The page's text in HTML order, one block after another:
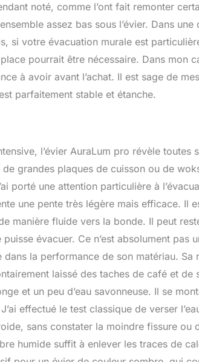
noté, comme l’ont fait remonter
assez bas sous l’évier. Dans
si votre évacuation murale est
pourrait être nécessaire. Dans mon
à avoir avant l’achat. Il est sage de
parfaitement stable et étanche.
l’évier AuraLum pro révèle toutes
grandes plaques de cuisson ou de
porté une attention particulière à
une pente très légère mais efficace. Il
manière fluide vers la bonde. Il peut
évacuer. Ce n’est absolument pas
la performance de son matériau. Sa
laissé des taches de café et de
et un peu d’eau savonneuse. Il se
effectué le test classique de verser
sans constater la moindre fissure ou
humide suffit à enlever les traces de